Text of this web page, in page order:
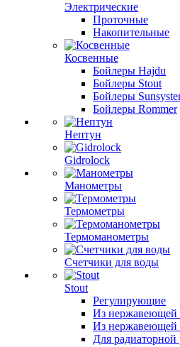
Электрические
Проточные
Накопительные
Косвенные
Бойлеры Hajdu
Бойлеры Stout
Бойлеры
Бойлеры Rommer
Нептун
Gidrolock
Манометры
Термометры
Термоманометры
Счетчики для воды
Stout
Регулирующие
Из нержавеющей
Из нержавеющей
Для радиаторной